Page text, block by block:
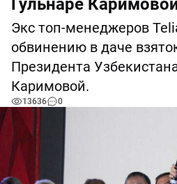
Гульнаре
Экс топ-менеджеров
обвинению в даче
Президента
Каримовой.
13636 0